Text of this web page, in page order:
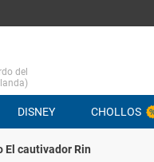
del
DISNEY CHOLLOS
El cautivador Rin